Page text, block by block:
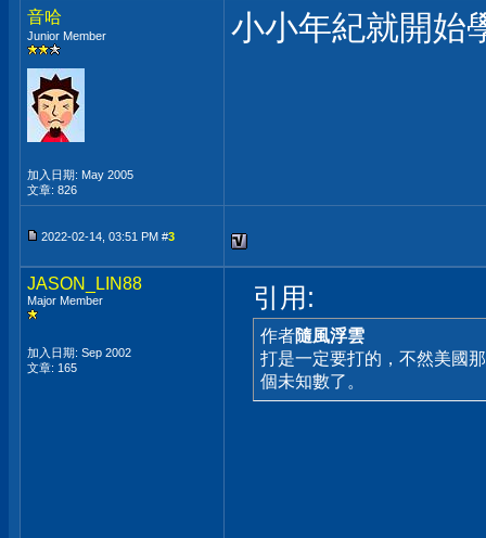
音哈
Junior Member
加入日期: May 2005
文章: 826
小小年紀就開始
2022-02-14, 03:51 PM #3
JASON_LIN88
Major Member
加入日期: Sep 2002
文章: 165
引用:
作者隨風浮雲
打是一定要打的，不然美國
個未知數了。